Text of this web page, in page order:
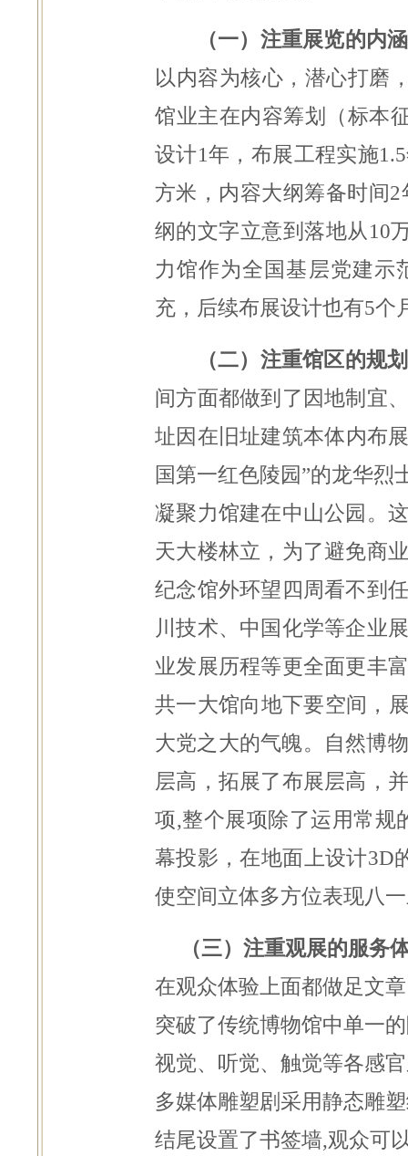
（一）注重展览的内
以内容为核心，潜心打磨
馆业主在内容筹划（标本
设计1年，布展工程实施
方米，内容大纲筹备时间
纲的文字立意到落地从10
力馆作为全国基层党建示
充，后续布展设计也有5个
（二）注重馆区的规
间方面都做到了因地制宜
址因在旧址建筑本体内布
国第一红色陵园”的龙华
凝聚力馆建在中山公园。
天大楼林立，为了避免商
纪念馆外环望四周看不到
川技术、中国化学等企业
业发展历程等更全面更丰
共一大馆向地下要空间，
大党之大的气魄。自然博
层高，拓展了布展层高，
项,整个展项除了运用常规
幕投影，在地面上设计3D
使空间立体多方位表现八
（三）注重观展的服务
在观众体验上面都做足文
突破了传统博物馆中单一
视觉、听觉、触觉等各感
多媒体雕塑剧采用静态雕
结尾设置了书签墙,观众可